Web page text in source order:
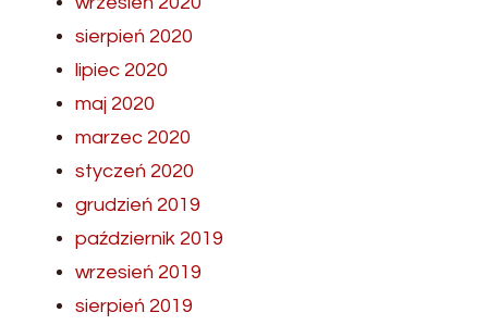
sierpień 2020
lipiec 2020
maj 2020
marzec 2020
styczeń 2020
grudzień 2019
październik 2019
wrzesień 2019
sierpień 2019